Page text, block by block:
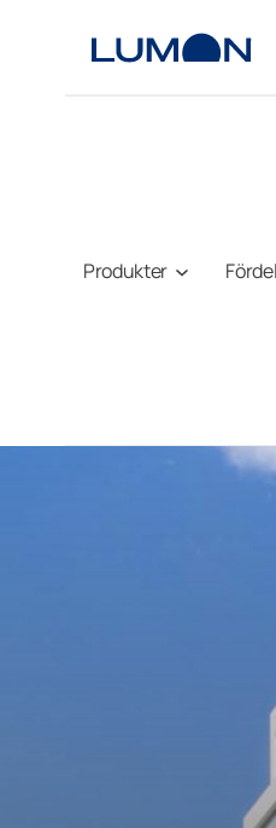
Produkter